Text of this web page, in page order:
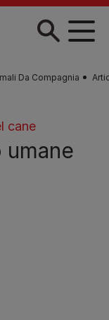
Da Compagnia
cane